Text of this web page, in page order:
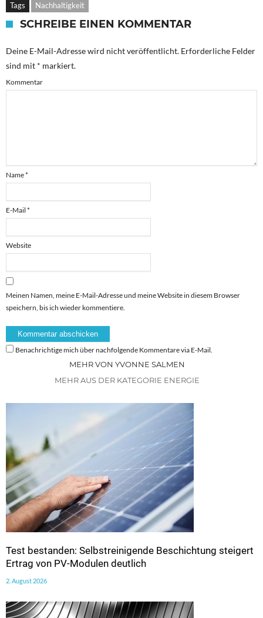
Tags Nachhaltigkeit
SCHREIBE EINEN KOMMENTAR
Deine E-Mail-Adresse wird nicht veröffentlicht. Erforderliche Felder
sind mit * markiert.
Kommentar
Name*
E-Mail *
Website
Meinen Namen, meine E-Mail-Adresse und meine Website in diesem Browser
speichern, bis ich wieder kommentiere.
Benachrichtige mich über nachfolgende Kommentare via E-Mail.
MEHR VON YVONNE SALMEN
MEHR AUS DER KATEGORIE ENERGIE
Test bestanden: Selbstreinigende Beschichtung steigert
Ertrag von PV-Modulen deutlich
2. August 2026